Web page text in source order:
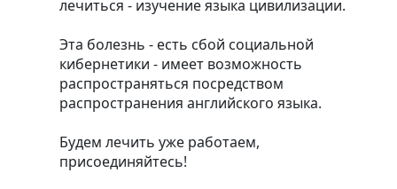
лечиться - изучение языка цивилизации.
Эта болезнь - есть сбой социальной
кибернетики - имеет возможность
распространяться посредством
распространения английского языка.
Будем лечить уже работаем,
присоединяйтесь!